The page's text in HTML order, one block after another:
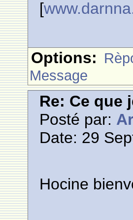
[
Options:
Message
Re: Ce que
Posté par:
Date: 29
Hocine